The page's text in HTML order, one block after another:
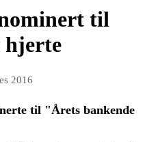
til
hjerte
2016
til "Årets bankende